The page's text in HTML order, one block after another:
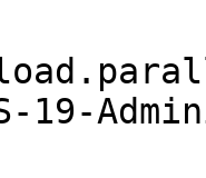
19-